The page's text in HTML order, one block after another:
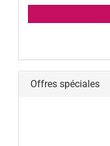
PAGE
Offres spéciales